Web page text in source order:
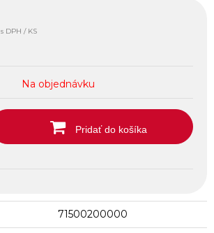
s DPH / KS
Na objednávku
Pridať do košíka
71500200000